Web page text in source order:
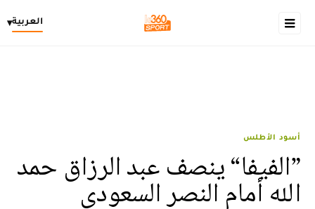
العربية▾
أسود الأطلس
”الفيفا“ ينصف عبد الرزاق حمد
الله أمام النصر السعودي